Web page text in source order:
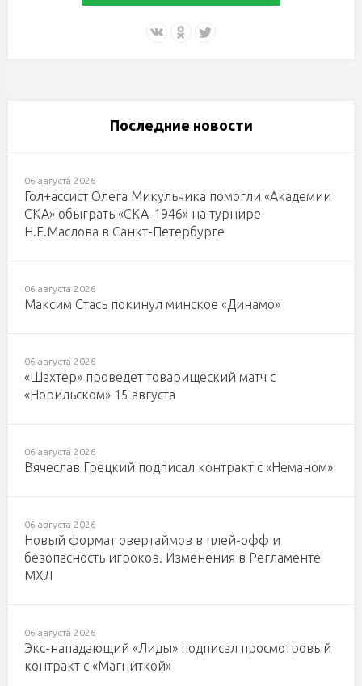
Последние новости
06 августа 2026
Гол+ассист Олега Микульчика помогли «Академии
СКА» обыграть «СКА-1946» на турнире
Н.Е.Маслова в Санкт-Петербурге
06 августа 2026
Максим Стась покинул минское «Динамо»
06 августа 2026
«Шахтер» проведет товарищеский матч с
«Норильском» 15 августа
06 августа 2026
Вячеслав Грецкий подписал контракт с «Неманом»
06 августа 2026
Новый формат овертаймов в плей-офф и
безопасность игроков. Изменения в Регламенте
МХЛ
06 августа 2026
Экс-нападающий «Лиды» подписал просмотровый
контракт с «Магниткой»